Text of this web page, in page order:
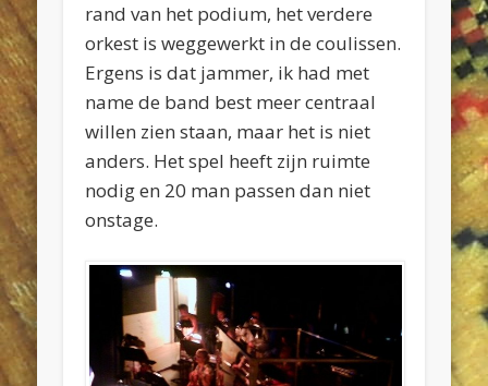
rand van het podium, het verdere
orkest is weggewerkt in de coulissen.
Ergens is dat jammer, ik had met
name de band best meer centraal
willen zien staan, maar het is niet
anders. Het spel heeft zijn ruimte
nodig en 20 man passen dan niet
onstage.